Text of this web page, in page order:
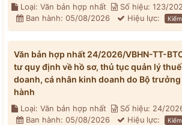
Loại: Văn bản hợp nhất
Số hiệu: 123/
Ban hành: 05/08/2026
Hiệu lực:
Văn bản hợp nhất 24/2026/VBHN-TT-
tư quy định về hồ sơ, thủ tục quản lý
doanh, cá nhân kinh doanh do Bộ trưởng
hành
Loại: Văn bản hợp nhất
Số hiệu: 24/
Ban hành: 05/08/2026
Hiệu lực: